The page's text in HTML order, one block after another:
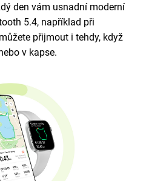
den vám usnadní moderní
5.4, například při
přijmout i tehdy, když
v kapse.